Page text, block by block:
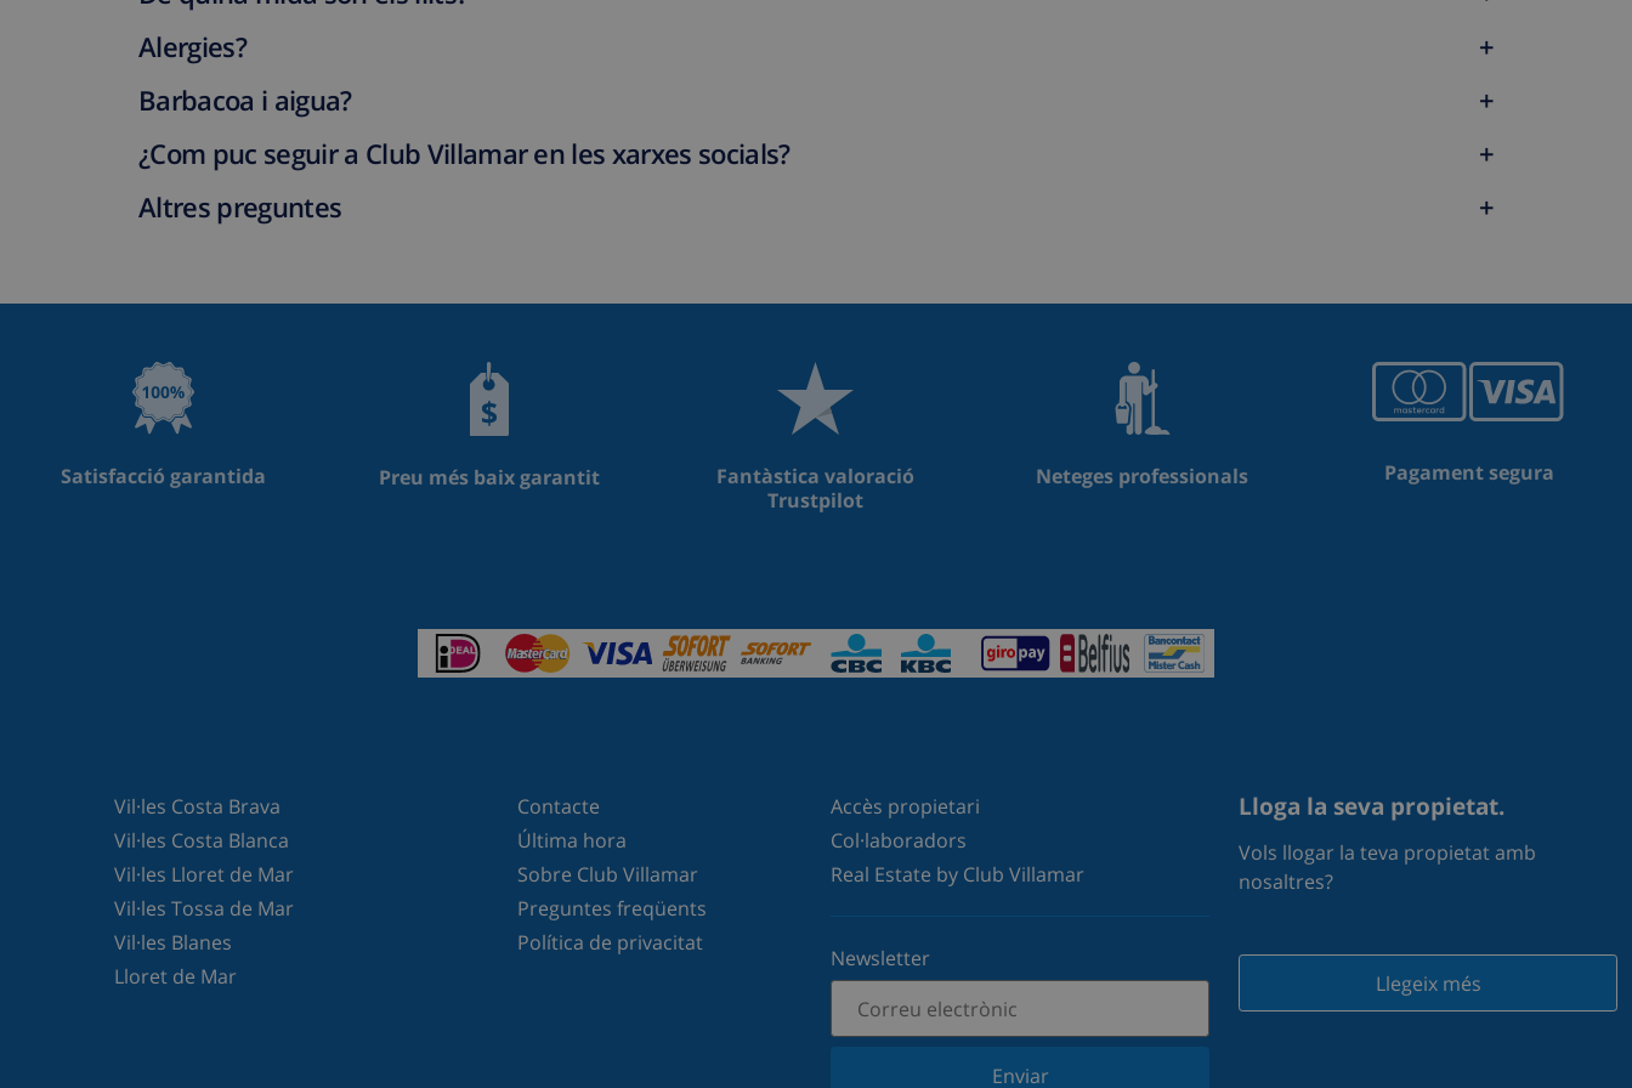
Alergies?
+
Barbacoa i aigua?
+
¿Com puc seguir a Club Villamar en les xarxes socials?
+
Altres preguntes
+
Satisfacció garantida Preu més baix garantit
Fantàstica valoració
Trustpilot
Neteges professionals Pagament segura
Vil·les Costa Brava
Vil·les Costa Blanca
Vil·les Lloret de Mar
Vil·les Tossa de Mar
Vil·les Blanes
Lloret de Mar
Contacte
Última hora
Sobre Club Villamar
Preguntes freqüents
Política de privacitat
Accès propietari
Col·laboradors
Real Estate by Club Villamar
Newsletter
Enviar
Lloga la seva propietat.
Vols llogar la teva propietat amb
nosaltres?
Llegeix més